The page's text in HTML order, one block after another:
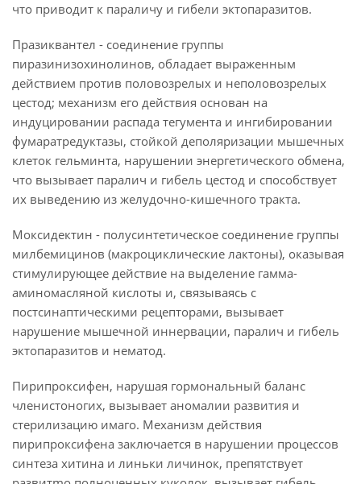
что приводит к параличу и гибели эктопаразитов.
Празиквантел - соединение группы
пиразинизохинолинов, обладает выраженным
действием против половозрелых и неполовозрелых
цестод; механизм его действия основан на
индуцировании распада тегумента и ингибировании
фумаратредуктазы, стойкой деполяризации мышечных
клеток гельминта, нарушении энергетического обмена,
что вызывает паралич и гибель цестод и способствует
их выведению из желудочно-кишечного тракта.
Моксидектин - полусинтетическое соединение группы
милбемицинов (макроциклические лактоны), оказывая
стимулирующее действие на выделение гамма-
аминомасляной кислоты и, связываясь с
постсинаптическими рецепторами, вызывает
нарушение мышечной иннервации, паралич и гибель
эктопаразитов и нематод.
Пирипроксифен, нарушая гормональный баланс
членистоногих, вызывает аномалии развития и
стерилизацию имаго. Механизм действия
пирипроксифена заключается в нарушении процессов
синтеза хитина и линьки личинок, препятствует